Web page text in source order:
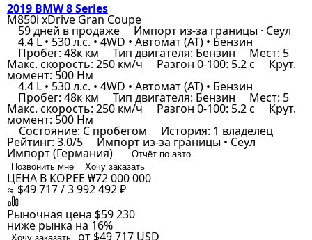
2019 BMW 8 Series
M850i xDrive Gran Coupe
59 дней в продаже Импорт из-за границы · Сеул
4.4 L • 530 л.с. • 4WD • Автомат (AT) • Бензин
Пробег: 48к км Тип двигателя: Бензин Мест: 5
Макс. скорость: 250 км/ч Разгон 0-100: 5.2 с Крут.
момент: 500 Нм
4.4 L • 530 л.с. • 4WD • Автомат (AT) • Бензин
Пробег: 48к км Тип двигателя: Бензин Мест: 5
Макс. скорость: 250 км/ч Разгон 0-100: 5.2 с Крут.
момент: 500 Нм
Состояние: С пробегом История: 1 владелец
Рейтинг: 3.0/5 Импорт из-за границы • Сеул
Импорт (Германия)
Отчёт по авто
Позвонить мне
Хочу заказать
ЦЕНА В КОРЕЕ ₩72 000 000
≈ $49 717 / 3 992 492 ₽
Рыночная цена $59 230
ниже рынка на 16%
Хочу заказать от $49 717 USD